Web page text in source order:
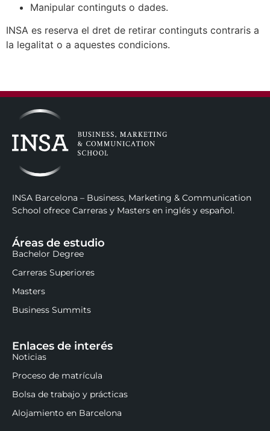
Manipular continguts o dades.
INSA es reserva el dret de retirar continguts contraris a
la legalitat o a aquestes condicions.
INSA Barcelona – Business, Marketing & Communication
School ofrece Carreras y Masters en inglés y español.
Áreas de estudio
Bachelor Degree
Carreras Superiores
Masters
Business Summits
Enlaces de interés
Noticias
Proceso de matrícula
Bolsa de trabajo y prácticas
Alojamiento en Barcelona